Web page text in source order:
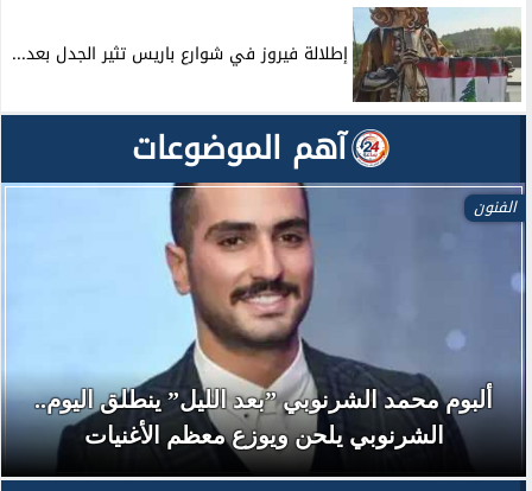
إطلالة فيروز في شوارع باريس تثير الجدل بعد...
آهم الموضوعات
الفنون
ألبوم محمد الشرنوبي ”بعد الليل” ينطلق اليوم..
الشرنوبي يلحن ويوزع معظم الأغنيات